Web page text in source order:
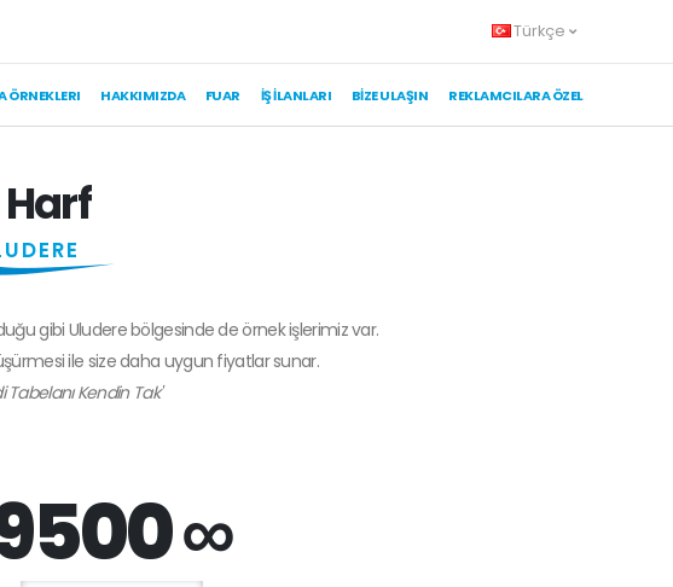
Türkçe
ÖRNEKLERI HAKKIMIZDA FUAR İŞ İLANLARI BIZE ULAŞIN REKLAMCILARA ÖZEL
gibi Uludere bölgesinde de örnek işlerimiz var.
ile size daha uygun fiyatlar sunar.
Tabelanı Kendin Tak'
∞